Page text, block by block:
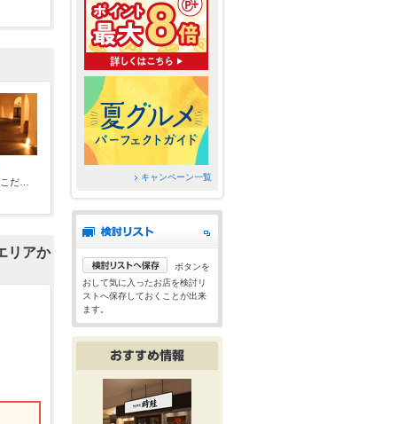
リアか
キャンペーン一覧
ボタンを
おして気に入ったお店を検討リ
ストへ保存しておくことが出来
ます。